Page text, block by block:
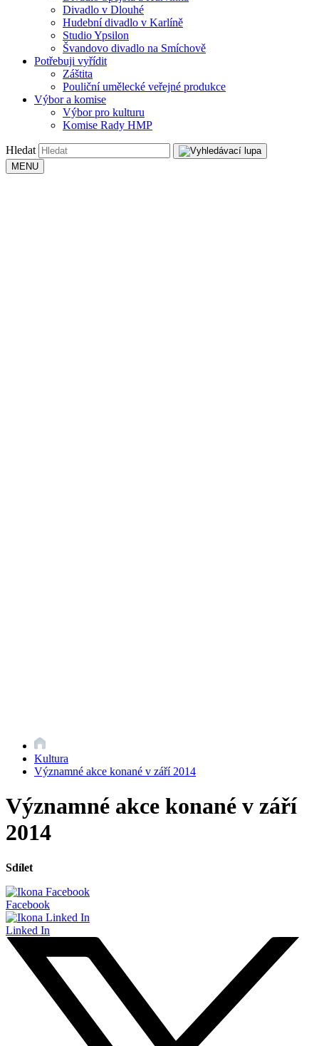
Divadlo v Dlouhé
Hudební divadlo v Karlíně
Studio Ypsilon
Švandovo divadlo na Smíchově
Potřebuji vyřídit
Záštita
Pouliční umělecké veřejné produkce
Výbor a komise
Výbor pro kulturu
Komise Rady HMP
Hledat
MENU
Kultura
Významné akce konané v září 2014
Významné akce konané v září
2014
Sdílet
Facebook
Linked In